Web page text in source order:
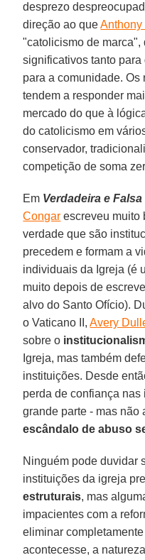
desprezo
direção ao queAnthony
"catolicismo de marca",
significativos tanto
para a comunidade. Os
tendem a responder
mercado do que à
do catolicismo em
conservador,
competição de soma
Em Verdadeira e
Congar escreveu muito
verdade que são
precedem e formam a
individuais da Igreja (é
muito depois de
alvo do Santo Ofício).
o Vaticano II,Avery
sobre o
Igreja, mas também
instituições. Desde
perda de confiança nas
grande parte - mas não
escândalo de abuso
Ninguém pode duvidar
instituições da igreja
estruturais, mas
impacientes com a
eliminar
acontecesse, a